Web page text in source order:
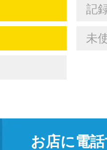
記
未
お店に電